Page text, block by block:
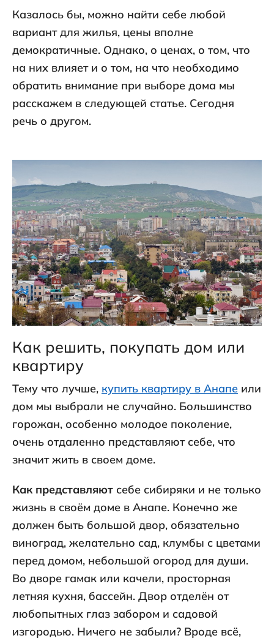
Казалось бы, можно найти себе любой
вариант для жилья, цены вполне
демократичные. Однако, о ценах, о том, что
на них влияет и о том, на что необходимо
обратить внимание при выборе дома мы
расскажем в следующей статье. Сегодня
речь о другом.
Как решить, покупать дом или
квартиру
Тему что лучше, купить квартиру в Анапе или
дом мы выбрали не случайно. Большинство
горожан, особенно молодое поколение,
очень отдаленно представляют себе, что
значит жить в своем доме.
Как представляют себе сибиряки и не только
жизнь в своём доме в Анапе. Конечно же
должен быть большой двор, обязательно
виноград, желательно сад, клумбы с цветами
перед домом, небольшой огород для души.
Во дворе гамак или качели, просторная
летняя кухня, бассейн. Двор отделён от
любопытных глаз забором и садовой
изгородью. Ничего не забыли? Вроде всё,